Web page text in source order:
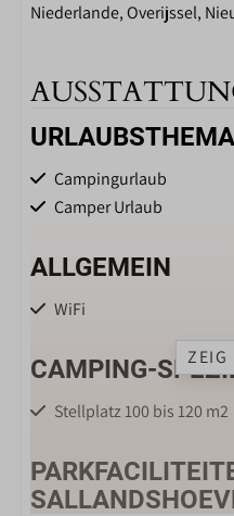
Niederlande, Overijssel,
URLAUBSTHEMA
Campingurlaub
Camper Urlaub
ALLGEMEIN
WiFi
CAMPING-
Stellplatz 100 bis 120 m2
ZEIG